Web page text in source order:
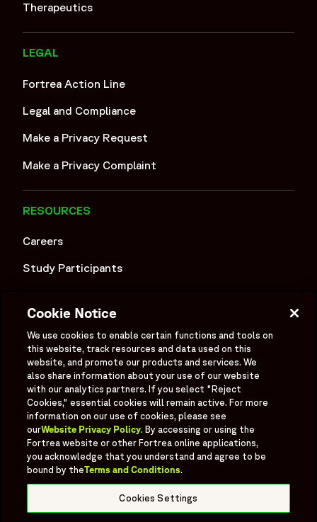
Therapeutics
LEGAL
Fortrea Action Line
Legal and Compliance
Make a Privacy Request
Make a Privacy Complaint
RESOURCES
Careers
Study Participants
Investors
Newsroom
Supplier Information
Ex - Employees
Social
X formerly known as Twitter
FacebookInstagramYouTube
Cookie Notice
We use cookies to enable certain functions and tools on
this website, track resources and data used on this
website, and promote our products and services. We
also share information about your use of our website
with our analytics partners. If you select "Reject
Cookies," essential cookies will remain active. For more
information on our use of cookies, please see
ourWebsite Privacy Policy. By accessing or using the
Fortrea website or other Fortrea online applications,
you acknowledge that you understand and agree to be
bound by theTerms and Conditions.
Cookies Settings